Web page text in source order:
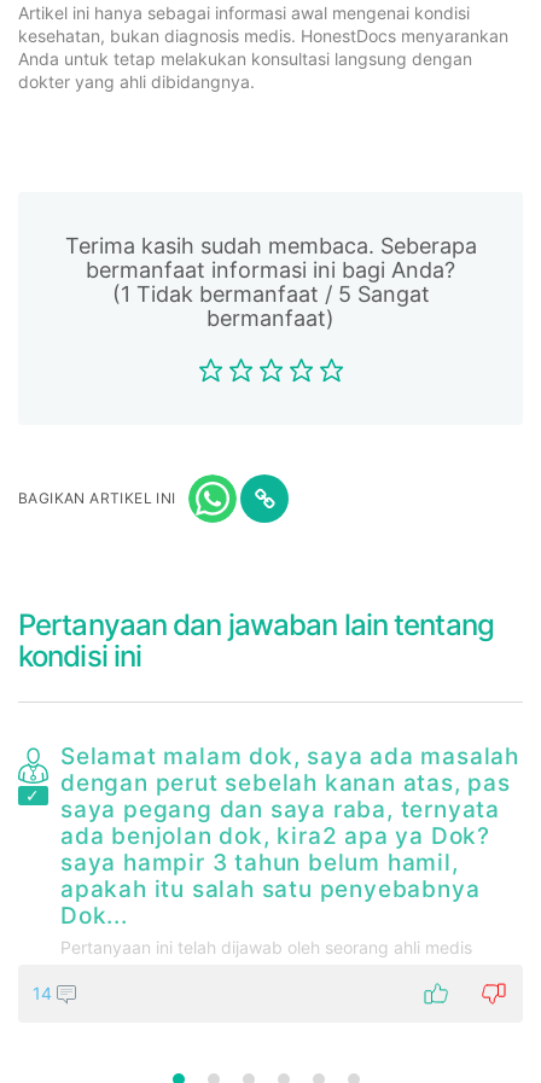
Artikel ini hanya sebagai informasi awal mengenai kondisi
kesehatan, bukan diagnosis medis. HonestDocs menyarankan
Anda untuk tetap melakukan konsultasi langsung dengan
dokter yang ahli dibidangnya.
Terima kasih sudah membaca. Seberapa
bermanfaat informasi ini bagi Anda?
(1 Tidak bermanfaat / 5 Sangat
bermanfaat)
BAGIKAN ARTIKEL INI
Pertanyaan dan jawaban lain tentang
kondisi ini
Selamat malam dok, saya ada masalah
dengan perut sebelah kanan atas, pas
saya pegang dan saya raba, ternyata
ada benjolan dok, kira2 apa ya Dok?
saya hampir 3 tahun belum hamil,
apakah itu salah satu penyebabnya
Dok...
Pertanyaan ini telah dijawab oleh seorang ahli medis
14